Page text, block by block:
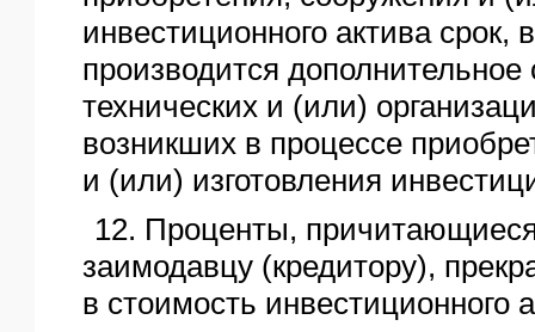
инвестиционного актива срок,
производится дополнительное
технических и (или)
возникших в процессе
и (или) изготовления
12. Проценты,
заимодавцу (кредитору),
в стоимость инвестиционного